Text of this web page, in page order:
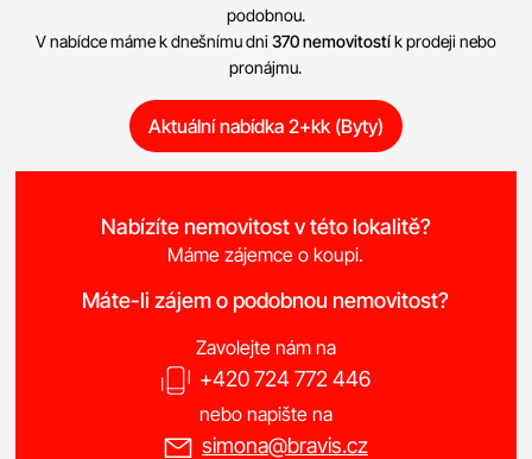
podobnou.
V nabídce máme k dnešnímu dni 370 nemovitostík prodeji nebo
pronájmu.
Aktuální nabídka 2+kk (Byty)
Nabízíte nemovitost v této lokalitě?
Máme zájemce o koupi.
Máte-li zájem o podobnou nemovitost?
Zavolejte nám na
+420 724 772 446
nebo napište na
simona@bravis.cz